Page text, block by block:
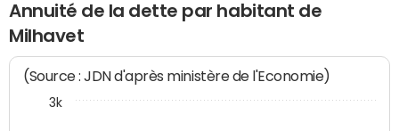
Annuité de la dette par habitant de
Milhavet
(Source : JDN d'après ministère de l'Economie)
3k